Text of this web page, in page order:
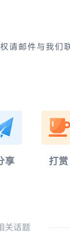
邮件与我们
享
亂
打赏
关话题